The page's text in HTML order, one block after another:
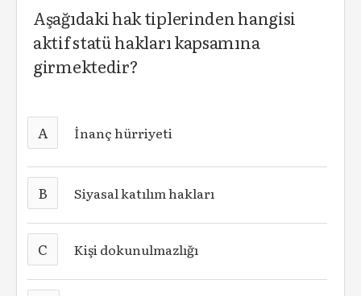
Aşağıdaki hak tiplerinden hangisi
aktif statü hakları kapsamına
girmektedir?
A İnanç hürriyeti
B Siyasal katılım hakları
C Kişi dokunulmazlığı